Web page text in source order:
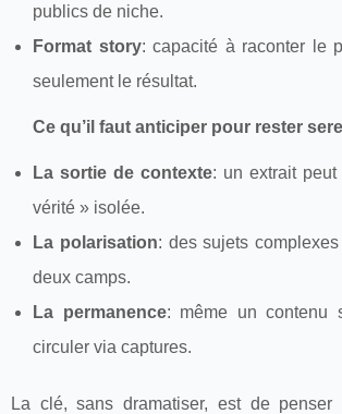
publics de niche.
Format story: capacité à raconter le
seulement le résultat.
Ce qu’il faut anticiper pour rester
La sortie de contexte: un extrait
vérité » isolée.
La polarisation: des sujets
deux camps.
La permanence: même un contenu
circuler via captures.
La clé, sans dramatiser, est de penser